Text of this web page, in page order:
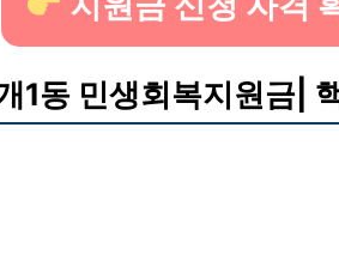
1동 민생회복지원금|